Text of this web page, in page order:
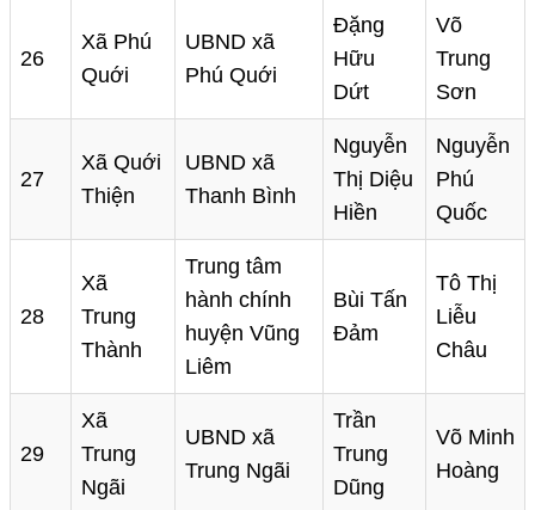
26
Xã Phú
Quới
UBND xã
Phú Quới
Đặng
Hữu
Dứt
Võ
Trung
Sơn
27
Xã Quới
Thiện
UBND xã
Thanh Bình
Nguyễn
Thị Diệu
Hiền
Nguyễn
Phú
Quốc
28
Xã
Trung
Thành
Trung tâm
hành chính
huyện Vũng
Liêm
Bùi Tấn
Đảm
Tô Thị
Liễu
Châu
29
Xã
Trung
Ngãi
UBND xã
Trung Ngãi
Trần
Trung
Dũng
Võ Minh
Hoàng